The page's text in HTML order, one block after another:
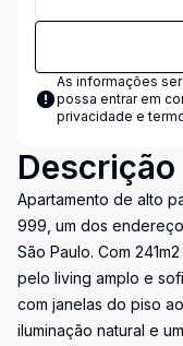
As informações
possa entrar em
privacidade e
Descrição
Apartamento de alto
999, um dos
São Paulo. Com
pelo living amplo e
com janelas do piso
iluminação natural e